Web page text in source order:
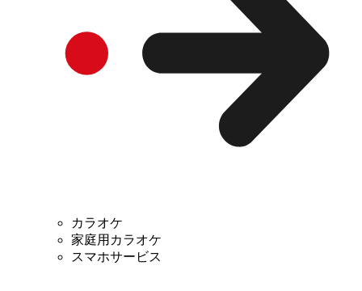
カラオケ
家庭用カラオケ
スマホサービス